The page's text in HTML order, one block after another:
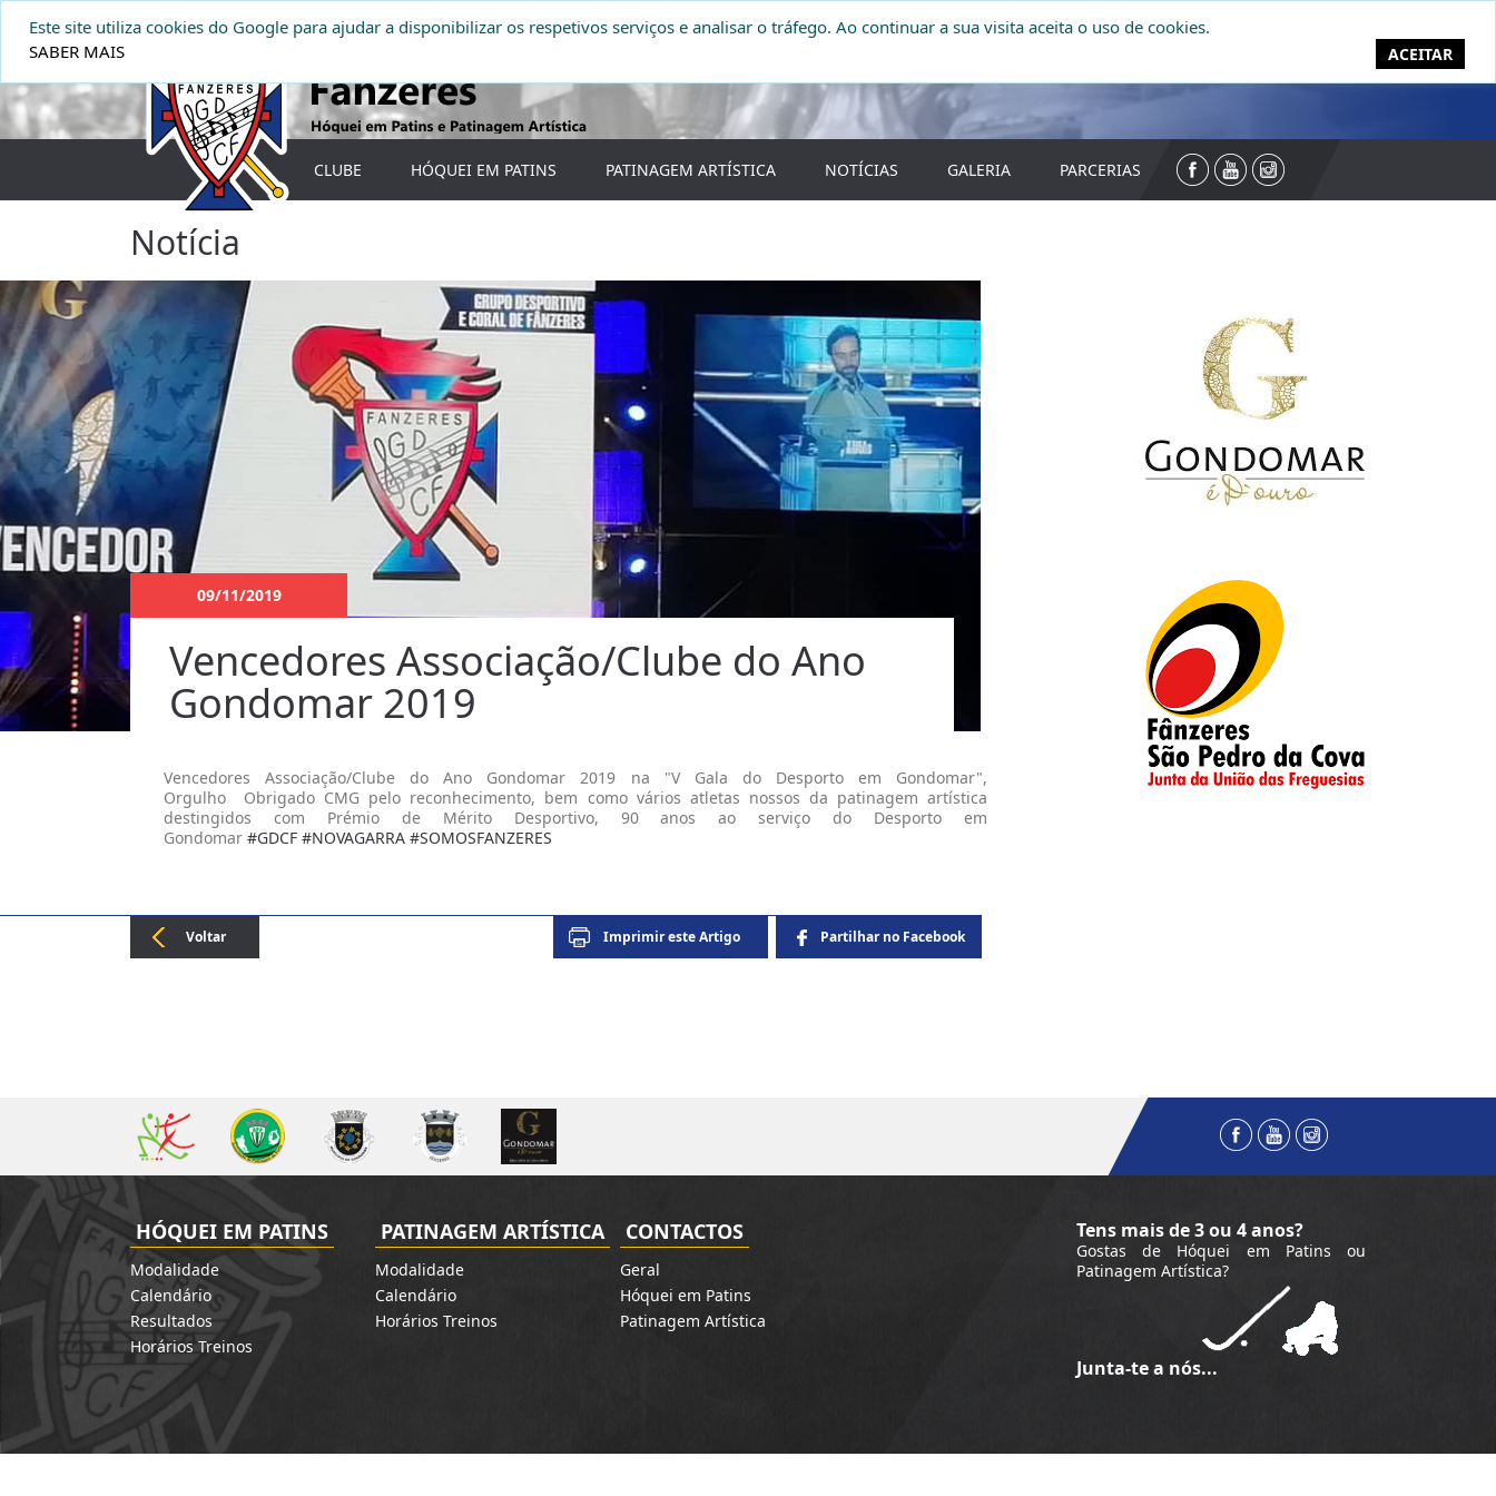
DONATIVOS
CLUBE HÓQUEI EM PATINS PATINAGEM ARTÍSTICA NOTÍCIAS GALERIA PARCERIAS
Notícia
09/11/2019
Vencedores Associação/Clube do Ano
Gondomar 2019
Vencedores Associação/Clube do Ano Gondomar 2019 na "V Gala do Desporto em Gondomar",
Orgulho
Obrigado CMG pelo reconhecimento, bem como vários atletas nossos da patinagem artística
destingidos com Prémio de Mérito Desportivo, 90 anos ao serviço do Desporto em
Gondomar #GDCF #NOVAGARRA #SOMOSFANZERES
Voltar Partilhar no Facebook
Imprimir esteArtigo
HÓQUEI EM PATINS
Modalidade
Calendário
Resultados
Horários Treinos
PATINAGEM ARTÍSTICA
Modalidade
Calendário
Horários Treinos
CONTACTOS
Geral
Hóquei em Patins
Patinagem Artística
Tens mais de 3 ou 4 anos?
Gostas de Hóquei em Patins ou
Patinagem Artística?
Junta-te a nós...
Este site utiliza cookies do Google para ajudar a disponibilizar os respetivos serviços e analisar o tráfego. Ao continuar a sua visita aceita o uso de cookies.
SABER MAIS
ACEITAR